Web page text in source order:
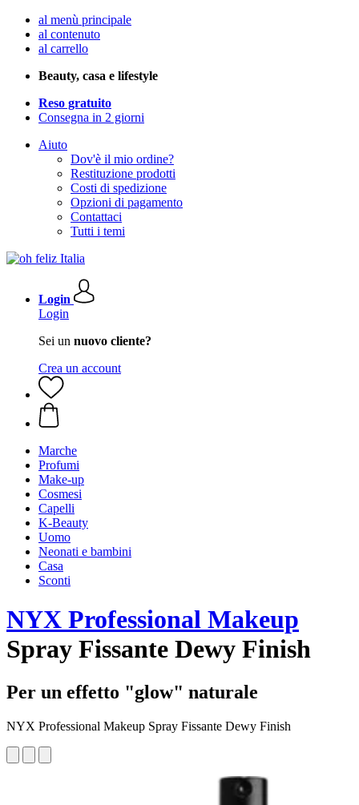
al menù principale
al contenuto
al carrello
Beauty, casa e lifestyle
Reso gratuito
Consegna in 2 giorni
Aiuto
Dov'è il mio ordine?
Restituzione prodotti
Costi di spedizione
Opzioni di pagamento
Contattaci
Tutti i temi
Login
Login
Sei un nuovo cliente?
Crea un account
Marche
Profumi
Make-up
Cosmesi
Capelli
K-Beauty
Uomo
Neonati e bambini
Casa
Sconti
NYX Professional Makeup
Spray Fissante Dewy Finish
Per un effetto "glow" naturale
NYX Professional Makeup Spray Fissante Dewy Finish